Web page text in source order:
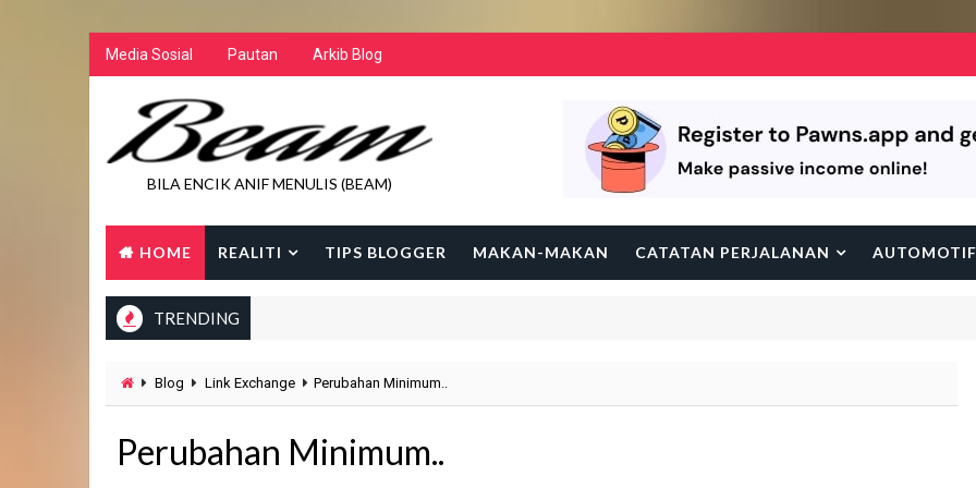
Media Sosial Pautan Arkib Blog
BILA ENCIK ANIF MENULIS (BEAM)
HOME REALITI TIPS BLOGGER MAKAN-MAKAN CATATAN PERJALANAN AUTOMOTIF
TRENDING
Blog Link Exchange Perubahan Minimum..
Perubahan Minimum..